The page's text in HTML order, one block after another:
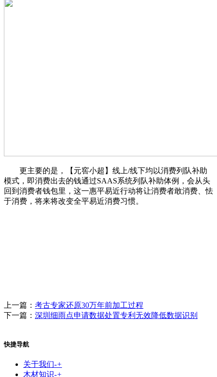
更主要的是，【元窖小超】线上/线下均以消费列队补助
模式，即消费出去的钱通过SAAS系统列队补助体例，会从头
回到消费者钱包里，这一惠平易近行动将让消费者敢消费、怯
于消费，将来将改变全平易近消费习惯。
上一篇： 考古专家还原30万年前加工过程
下一篇： 深圳细雨点申请数据处置专利无效降低数据识别
快捷导航
关于我们-+
木材知识-+